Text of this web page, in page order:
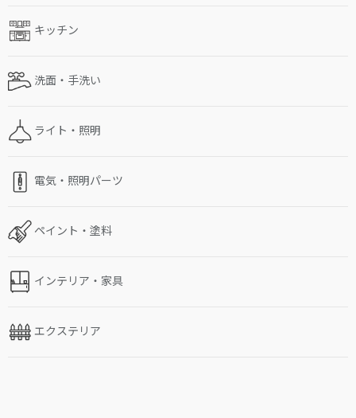
キッチン
洗面・手洗い
ライト・照明
電気・照明パーツ
ペイント・塗料
インテリア・家具
エクステリア